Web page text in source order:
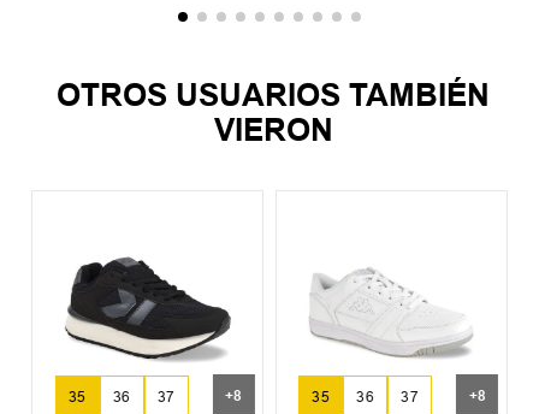
OTROS USUARIOS TAMBIÉN
VIERON
35 36 37 +8 35 36 37 +8